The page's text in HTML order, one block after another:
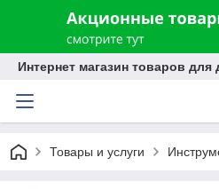
Интернет магазин товаров
Товары и услуги